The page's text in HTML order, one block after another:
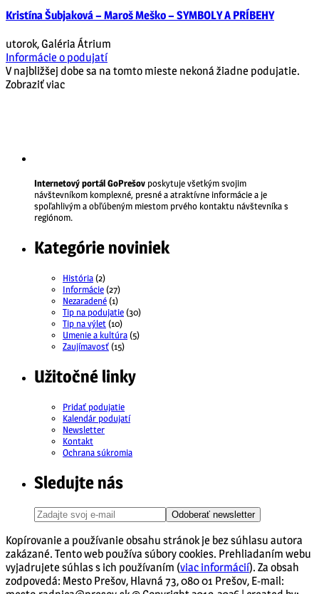
Kristína Šubjaková – Maroš Meško – SYMBOLY A PRÍBEHY
utorok,Galéria Átrium
Informácie o podujatí
V najbližšej dobe sa na tomto mieste nekoná žiadne podujatie.
Zobraziť viac
Internetový portál GoPrešov poskytuje všetkým svojim
návštevníkom komplexné, presné a atraktívne informácie a je
spoľahlivým a obľúbeným miestom prvého kontaktu návštevníka s
regiónom.
Kategórie noviniek
História(2)
Informácie(27)
Nezaradené(1)
Tip na podujatie(30)
Tip na výlet(10)
Umenie a kultúra(5)
Zaujímavosť(15)
Užitočné linky
Pridať podujatie
Kalendár podujatí
Newsletter
Kontakt
Ochrana súkromia
Sledujte nás
Odoberať newsletter
Kopírovanie a používanie obsahu stránok je bez súhlasu autora
zakázané. Tento web používa súbory cookies. Prehliadaním webu
vyjadrujete súhlas s ich používaním (viac informácií). Za obsah
zodpovedá: Mesto Prešov, Hlavná 73, 080 01 Prešov, E-mail: